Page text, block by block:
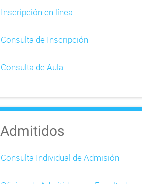
Inscripción en línea
Consulta de Inscripción
Consulta de Aula
Admitidos
Consulta Individual de Admisión